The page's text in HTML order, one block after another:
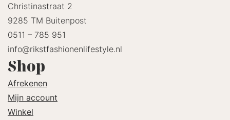
Christinastraat 2
9285 TM Buitenpost
0511 – 785 951
info@rikstfashionenlifestyle.nl
Shop
Afrekenen
Mijn account
Winkel